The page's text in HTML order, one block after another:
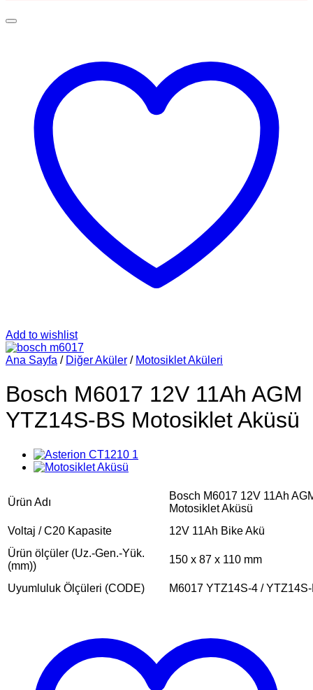
Add to wishlist
Ana Sayfa / Diğer Aküler / Motosiklet Aküleri
Bosch M6017 12V 11Ah AGM
YTZ14S-BS Motosiklet Aküsü
Ürün Adı
Bosch M6017 12V 11Ah
Motosiklet Aküsü
Voltaj / C20 Kapasite
12V 11Ah Bike Akü
Ürün ölçüler (Uz.-Gen.-Yük.
(mm))
150 x 87 x 110 mm
Uyumluluk Ölçüleri (CODE) M6017 YTZ14S-4 /